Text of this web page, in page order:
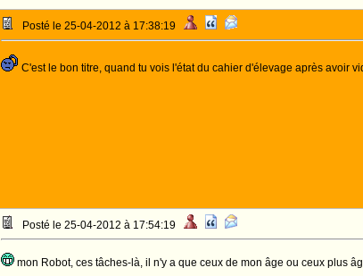
Posté le 25-04-2012 à 17:38:19
C'est le bon titre, quand tu vois l'état du cahier d'élevage après avoir
Posté le 25-04-2012 à 17:54:19
mon Robot, ces tâches-là, il n'y a que ceux de mon âge ou ceux plus